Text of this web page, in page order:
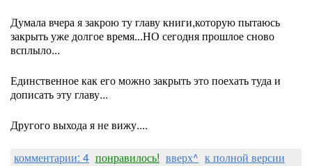
Думала вчера я закрою ту главу книги,которую пытаюсь
закрыть уже долгое время...НО сегодня прошлое сново
всплыло...
Единственное как его можно закрыть это поехать туда и
дописать эту главу...
Другого выхода я не вижу....
комментарии: 4 понравилось! вверх^ к полной версии